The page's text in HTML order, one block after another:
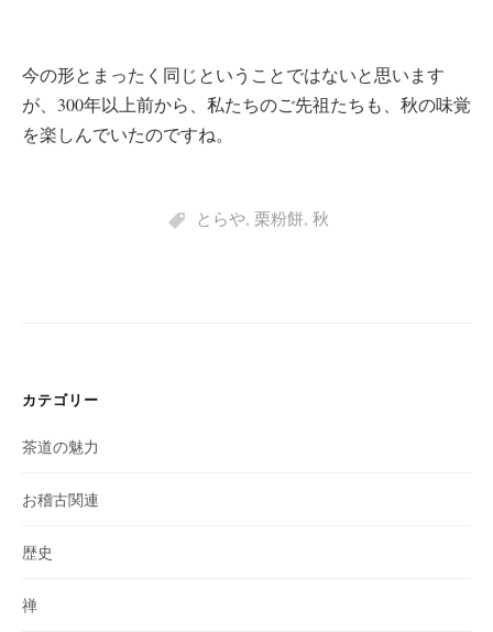
今の形とまったく同じということではないと思います
が、300年以上前から、私たちのご先祖たちも、秋の味覚
を楽しんでいたのですね。
とらや, 栗粉餅, 秋
カテゴリー
茶道の魅力
お稽古関連
歴史
禅